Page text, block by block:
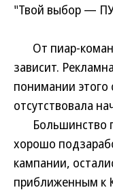
"Твой выбор —
От пиар-
зависит.
понимании этого
отсутствовала
Большинство
хорошо
кампании,
приближенным к